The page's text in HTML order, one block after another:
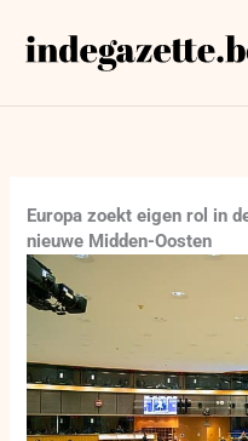
naar
Europa zoekt eigen rol in
nieuwe Midden-Oosten